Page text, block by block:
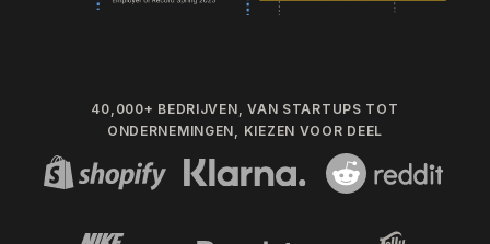
40,000+ BEDRIJVEN, VAN STARTUPS TOT
ONDERNEMINGEN, KIEZEN VOOR DEEL